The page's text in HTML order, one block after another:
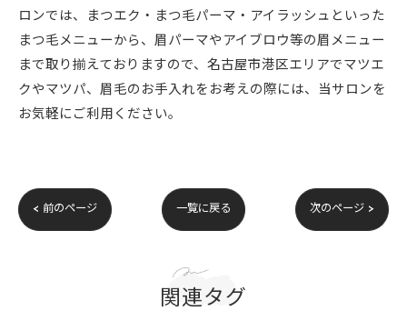
ロンでは、まつエク・まつ毛パーマ・アイラッシュといった
まつ毛メニューから、眉パーマやアイブロウ等の眉メニュー
まで取り揃えておりますので、名古屋市港区エリアでマツエ
クやマツパ、眉毛のお手入れをお考えの際には、当サロンを
お気軽にご利用ください。
< 前のページ 一覧に戻る 次のページ >
関連タグ